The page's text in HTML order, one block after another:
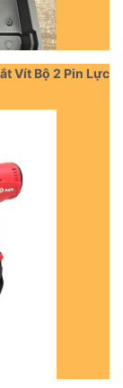
Vít Bộ 2 Pin Lực